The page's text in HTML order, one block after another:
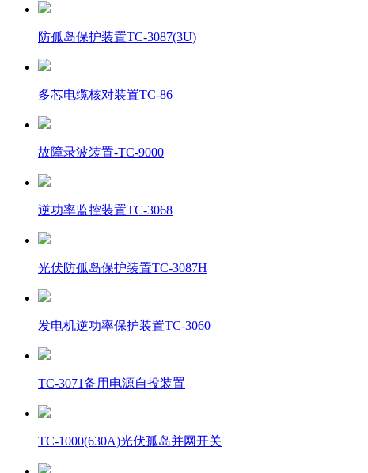
防孤岛保护装置TC-3087(3U)
多芯电缆核对装置TC-86
故障录波装置-TC-9000
逆功率监控装置TC-3068
光伏防孤岛保护装置TC-3087H
发电机逆功率保护装置TC-3060
TC-3071备用电源自投装置
TC-1000(630A)光伏孤岛并网开关